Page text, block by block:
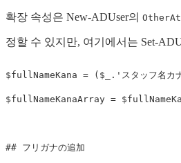
확장 속성은 New-ADUser의
정할 수 있지만, 여기에서는 Set-
$fullNameKana = ( $_ . 'スタッフ名カ
$fullNameKanaArray =
## フリガナの追加